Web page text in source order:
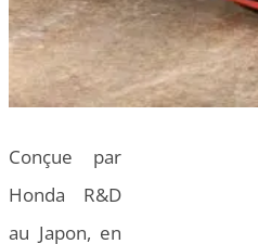
Conçue par
Honda R&D
au Japon, en